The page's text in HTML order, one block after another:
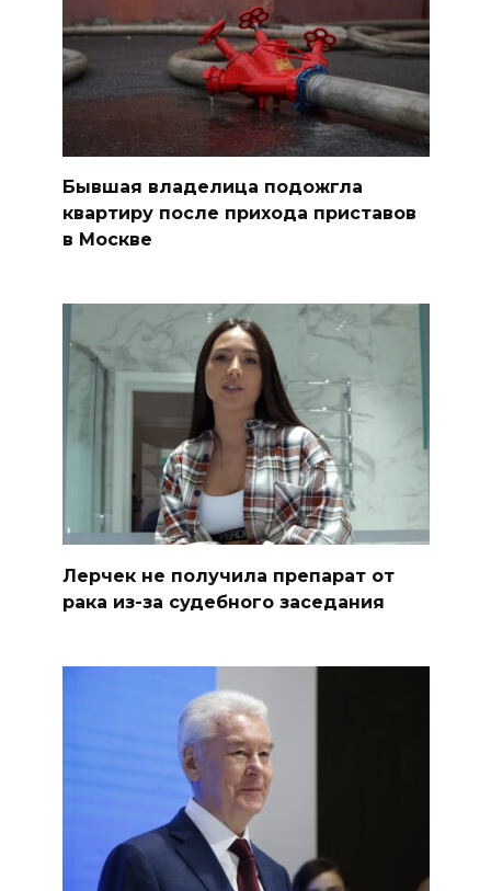
Бывшая владелица подожгла
квартиру после прихода приставов
в Москве
Лерчек не получила препарат от
рака из-за судебного заседания